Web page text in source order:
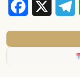
Facebook